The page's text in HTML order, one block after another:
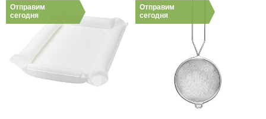
Отправим
сегодня
Отправим
сегодня